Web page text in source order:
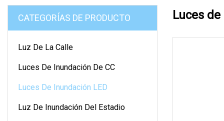
CATEGORÍAS DE PRODUCTO
Luz De La Calle
Luces De Inundación De CC
Luces De Inundación LED
Luz De Inundación Del Estadio
Luces